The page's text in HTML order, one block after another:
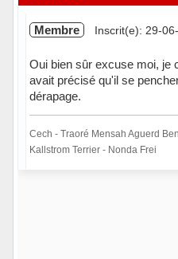
Membre Inscrit(e): 29-
Oui bien sûr excuse moi, je
avait précisé qu'il se
dérapage.
Cech - Traoré Mensah Aguerd
Kallstrom Terrier - Nonda Frei